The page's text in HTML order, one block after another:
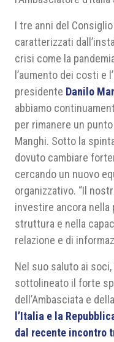
I tre anni del
caratterizzati
crisi come la
l’aumento dei costi e
presidente Danilo
abbiamo
per rimanere un
Manghi. Sotto la
dovuto cambiare
cercando un nuovo
organizzativo. “Il
investire ancora nella
struttura e nella
relazione e di
Nel suo saluto ai soci,
sottolineato il forte
dell’Ambasciata e
l’Italia e la
dal recente incontro